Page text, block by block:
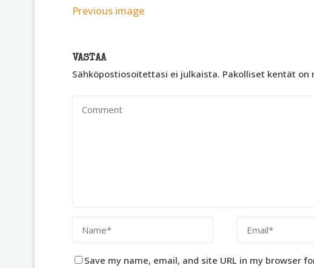
Previous image
VASTAA
Sähköpostiosoitettasi ei julkaista. Pakolliset kentät
Save my name, email, and site URL in my browser